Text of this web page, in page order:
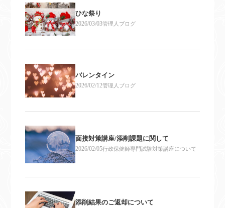
ひな祭り
2026/03/03管理人ブログ
バレンタイン
2026/02/12管理人ブログ
面接対策講座/添削課題に関して
2026/02/05行政保健師専門試験対策講座について
添削結果のご返却について